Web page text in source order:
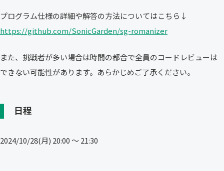
プログラム仕様の詳細や解答の方法についてはこちら↓
https://github.com/SonicGarden/sg-romanizer
また、挑戦者が多い場合は時間の都合で全員のコードレビューは
できない可能性があります。あらかじめご了承ください。
日程
2024/10/28(月) 20:00 〜 21:30